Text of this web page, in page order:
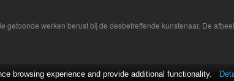
getoonde werken berust bij de desbetreffende kunstenaar. De
browsing experience and provide additional functionality.